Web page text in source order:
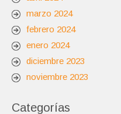
marzo 2024
febrero 2024
enero 2024
diciembre 2023
noviembre 2023
Categorías